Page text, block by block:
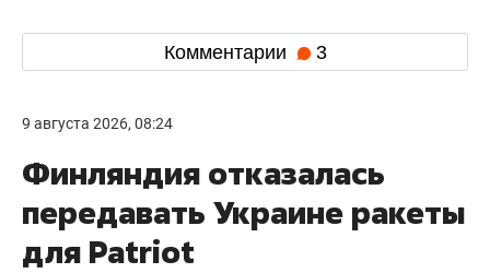
Комментарии 3
9 августа 2026, 08:24
Финляндия отказалась
передавать Украине ракеты
для Patriot